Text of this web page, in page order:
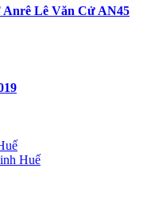
Anrê Lê Văn Cử AN45